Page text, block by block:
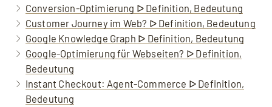
Conversion-Optimierung ᐅ Definition, Bedeutung
Customer Journey im Web? ᐅ Definition, Bedeutung
Google Knowledge Graph ᐅ Definition, Bedeutung
Google-Optimierung für Webseiten? ᐅ Definition,
Bedeutung
Instant Checkout: Agent-Commerce ᐅ Definition,
Bedeutung